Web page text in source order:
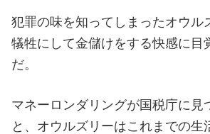
犯罪の味を知ってしまったオウル
犠牲にして金儲けをする快感に目
だ。
マネーロンダリングが国税庁に見
と、オウルズリーはこれまでの生